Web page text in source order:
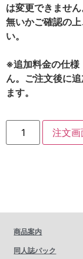
は変更できませ
無いかご確認の
い。
※追加料金の仕様
ん。ご注文後に
ます。
注文画
商品案内
同人誌パック